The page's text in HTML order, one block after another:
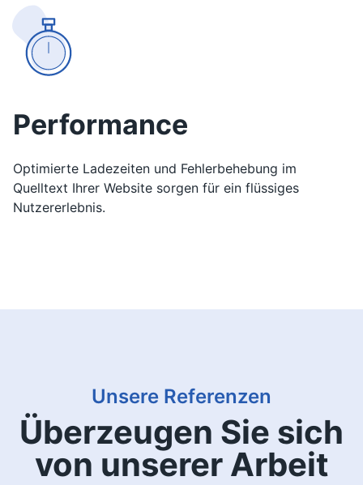
Performance
Optimierte Ladezeiten und Fehlerbehebung im
Quelltext Ihrer Website sorgen für ein flüssiges
Nutzererlebnis.
Unsere Referenzen
Überzeugen Sie sich
von unserer Arbeit